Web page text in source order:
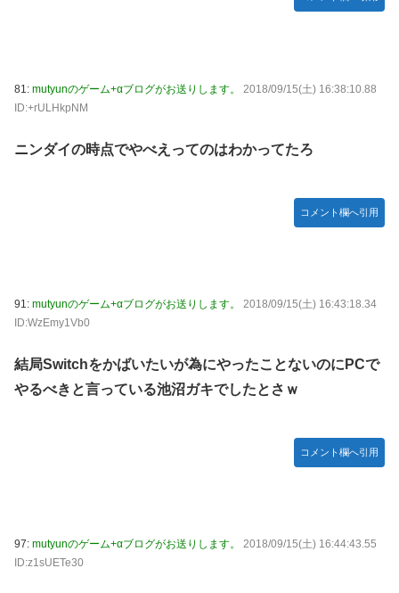
81: mutyunのゲーム+αブログがお送りします。
2018/09/15(土) 16:38:10.88
ID:+rULHkpNM
ニンダイの時点でやべえってのはわかってたろ
コメント欄へ引用
91: mutyunのゲーム+αブログがお送りします。
2018/09/15(土) 16:43:18.34
ID:WzEmy1Vb0
結局Switchをかばいたいが為にやったことないのにPCで
やるべきと言っている池沼ガキでしたとさｗ
コメント欄へ引用
97: mutyunのゲーム+αブログがお送りします。
2018/09/15(土) 16:44:43.55
ID:z1sUETe30